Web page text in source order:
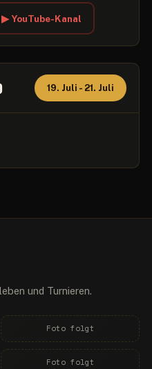
▶ YouTube-Kanal
19. Juli - 21. Juli
und Turnieren.
Foto folgt
Foto folgt